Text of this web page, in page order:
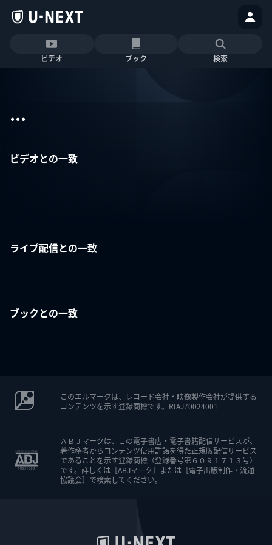
ビデオ ブック 検索
...
ビデオとの一致
ライブ配信との一致
ブックとの一致
このエルマークは、レコード会社・映像製作会社が提供する
コンテンツを示す登録商標です。RIAJ70024001
ＡＢＪマークは、この電子書店・電子書籍配信サービスが、
著作権者からコンテンツ使用許諾を得た正規版配信サービス
であることを示す登録商標（登録番号第６０９１７１３号）
です。詳しくは［ABJマーク］または［電子出版制作・流通
協議会］で検索してください。